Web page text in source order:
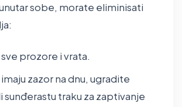
sobe, morate eliminisati
prozore i vrata.
zazor na dnu, ugradite
sunđerastu traku za zaptivanje